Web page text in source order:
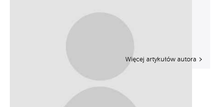
Więcej artykułów autora